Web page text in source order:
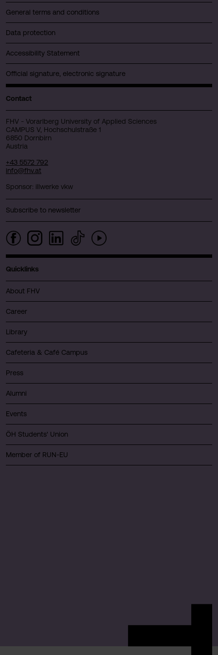
General terms and conditions
Data protection
Accessibility Statement
Official signature, electronic signature
Contact
FHV - Vorarlberg University of Applied Sciences
CAMPUS V, Hochschulstraße 1
6850 Dornbirn
Austria
+43 5572 792
info@fhv.at
Sponsor: illwerke vkw
Subscribe to newsletter
Quicklinks
About FHV
Career
Library
Cafeteria & Café Campus
Press
Alumni
Events
ÖH Students' Union
Member of RUN-EU